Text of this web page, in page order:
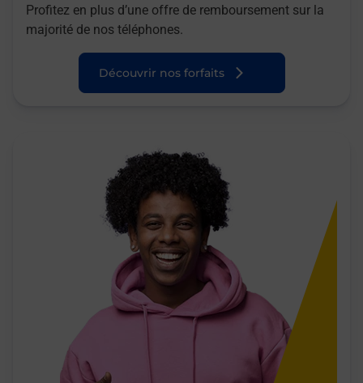
Profitez en plus d’une offre de remboursement sur la
majorité de nos téléphones.
Découvrir nos forfaits